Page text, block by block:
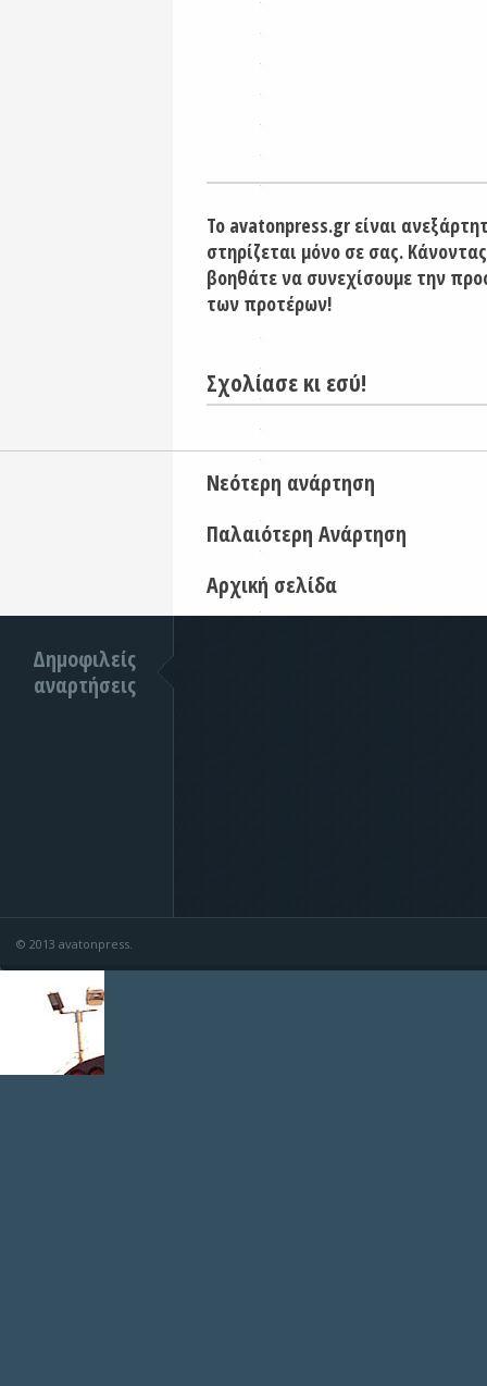
Το avatonpress.gr είναι
στηρίζεται μόνο σε σας.
βοηθάτε να συνεχίσουμε την
των προτέρων!
Σχολίασε κι εσύ!
Νεότερη ανάρτηση
Παλαιότερη Ανάρτηση
Αρχική σελίδα
Δημοφιλείς
αναρτήσεις
© 2013 avatonpress.